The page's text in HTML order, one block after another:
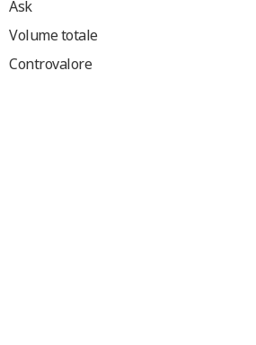
Ask
Volume totale
Controvalore